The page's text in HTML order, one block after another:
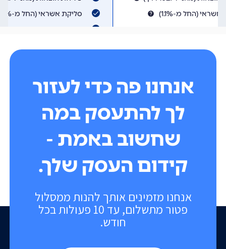
אנחנו מזמינים אותך להנות ממסלול
פטור מתשלום, עד 10 פעולות בכל
חודש.
אנחנו פה כדי לעזור
לך להתעסק במה
שחשוב באמת -
קידום העסק שלך.